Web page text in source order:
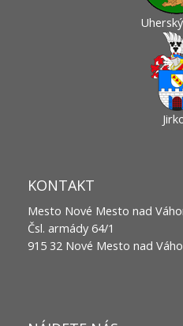
KONTAKT
Mesto Nové Mesto nad
Čsl. armády 64/1
915 32 Nové Mesto nad